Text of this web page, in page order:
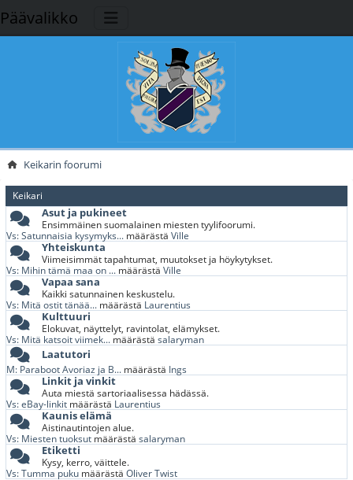
Päävalikko
Keikarin foorumi
Keikari
Asut ja pukineet
Ensimmäinen suomalainen miesten tyylifoorumi.
Vs: Satunnaisia kysymyks... määrästäVille
Yhteiskunta
Viimeisimmät tapahtumat, muutokset ja höykytykset.
Vs: Mihin tämä maa on ... määrästäVille
Vapaa sana
Kaikki satunnainen keskustelu.
Vs: Mitä ostit tänää... määrästä Laurentius
Kulttuuri
Elokuvat, näyttelyt, ravintolat, elämykset.
Vs: Mitä katsoit viimek... määrästäsalaryman
Laatutori
M: Paraboot Avoriaz ja B... määrästä Ings
Linkit ja vinkit
Auta miestä sartoriaalisessa hädässä.
Vs: eBay-linkit määrästä Laurentius
Kaunis elämä
Aistinautintojen alue.
Vs: Miesten tuoksut määrästäsalaryman
Etiketti
Kysy, kerro, väittele.
Vs: Tumma puku määrästäOliver Twist